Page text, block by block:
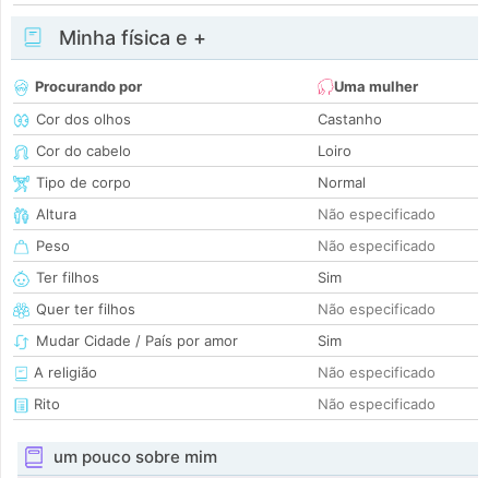
Minha física e +
Procurando por
Uma mulher
Cor dos olhos
Castanho
Cor do cabelo
Loiro
Tipo de corpo
Normal
Altura
Não especificado
Peso
Não especificado
Ter filhos
Sim
Quer ter filhos
Não especificado
Mudar Cidade / País por amor
Sim
A religião
Não especificado
Rito
Não especificado
um pouco sobre mim